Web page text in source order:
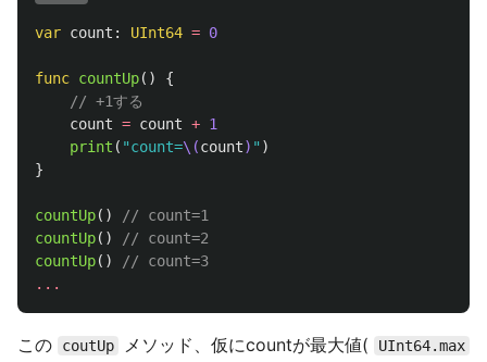
var count : UInt64 = 0
func countUp()
{
// +1する
count = count + 1
print ( "count=\(count) " )
}
countUp()
// count=1
countUp()
// count=2
countUp()
// count=3
...
この coutUp メソッド、仮にcountが最大値( UInt64.max